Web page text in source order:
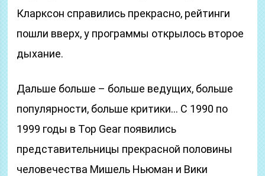
Кларксон справились прекрасно, рейтинги
пошли вверх, у программы открылось второе
дыхание.
Дальше больше – больше ведущих, больше
популярности, больше критики… С 1990 по
1999 годы в Top Gear появились
представительницы прекрасной половины
человечества Мишель Ньюман и Вики